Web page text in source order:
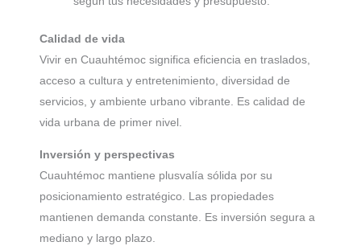
Calidad de vida
Vivir en Cuauhtémoc significa eficiencia en traslados,
acceso a cultura y entretenimiento, diversidad de
servicios, y ambiente urbano vibrante. Es calidad de
vida urbana de primer nivel.
Inversión y perspectivas
Cuauhtémoc mantiene plusvalía sólida por su
posicionamiento estratégico. Las propiedades
mantienen demanda constante. Es inversión segura a
mediano y largo plazo.